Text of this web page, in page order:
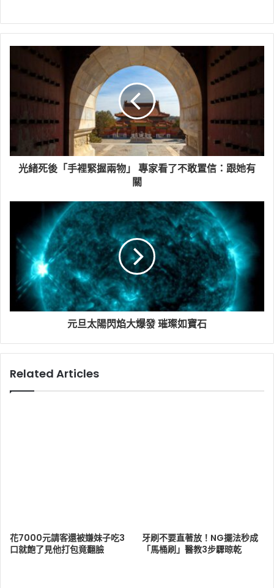
光緒死後「手裡緊握兩物」 專家看了不敢置信：跟她有
關
元旦太陽閃焰大爆發 璀璨如寶石
Related Articles
花7000元請客還被嫌妹子吃3
口就飽了見他打包竟翻臉
牙刷不要直著放！NG擺法秒成
「馬桶刷」醫教3步驟晾乾